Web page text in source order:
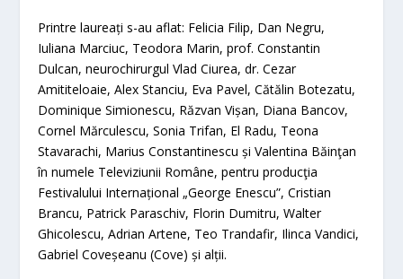
Printre laureați s-au aflat: Felicia Filip, Dan Negru,
Iuliana Marciuc, Teodora Marin, prof. Constantin
Dulcan, neurochirurgul Vlad Ciurea, dr. Cezar
Amititeloaie, Alex Stanciu, Eva Pavel, Cătălin Botezatu,
Dominique Simionescu, Răzvan Vișan, Diana Bancov,
Cornel Mărculescu, Sonia Trifan, El Radu, Teona
Stavarachi, Marius Constantinescu și Valentina Băinţan
în numele Televiziunii Române, pentru producţia
Festivalului Internațional „George Enescu”, Cristian
Brancu, Patrick Paraschiv, Florin Dumitru, Walter
Ghicolescu, Adrian Artene, Teo Trandafir, Ilinca Vandici,
Gabriel Coveșeanu (Cove) și alții.